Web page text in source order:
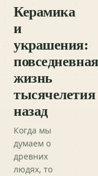
Керамика
и
украшения:
повседневная
жизнь
тысячелетия
назад
Когда мы
думаем о
древних
людях, то